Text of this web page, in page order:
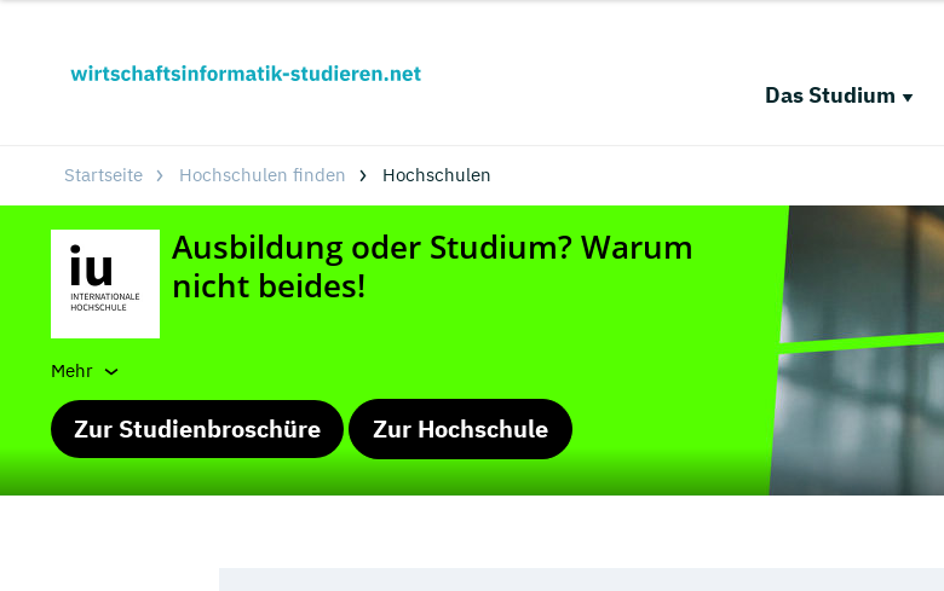
Das Studium
Startseite Hochschulen finden Hochschulen
Mehr
Zur Studienbroschüre Zur Hochschule